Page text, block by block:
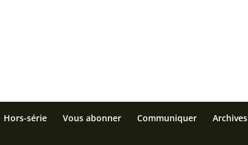
Hors-série Vous abonner Communiquer Archives